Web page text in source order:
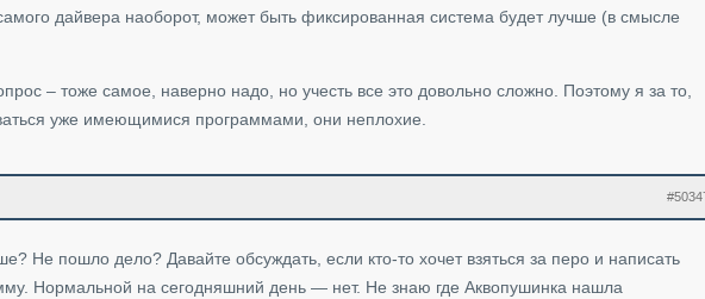
дайвера наоборот, может быть фиксированная система будет лучше (в смысле
– тоже самое, наверно надо, но учесть все это довольно сложно. Поэтому я за то,
уже имеющимися программами, они неплохие.
Не пошло дело? Давайте обсуждать, если кто-то хочет взяться за перо и написать
Нормальной на сегодняшний день — нет. Не знаю где Аквопушинка нашла